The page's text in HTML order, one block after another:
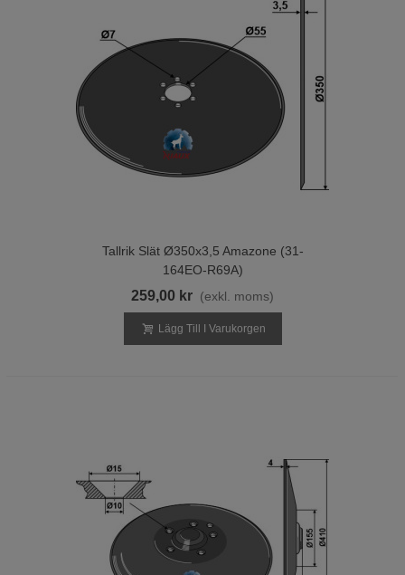
Tallrik Slät Ø350x3,5 Amazone (31-
164EO-R69A)
259,00 kr (exkl. moms)
Lägg Till I Varukorgen